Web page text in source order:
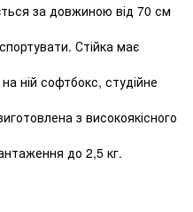
за довжиною від 70 см
Стійка має
ній софтбокс, студійне
з високоякісного
до 2,5 кг.